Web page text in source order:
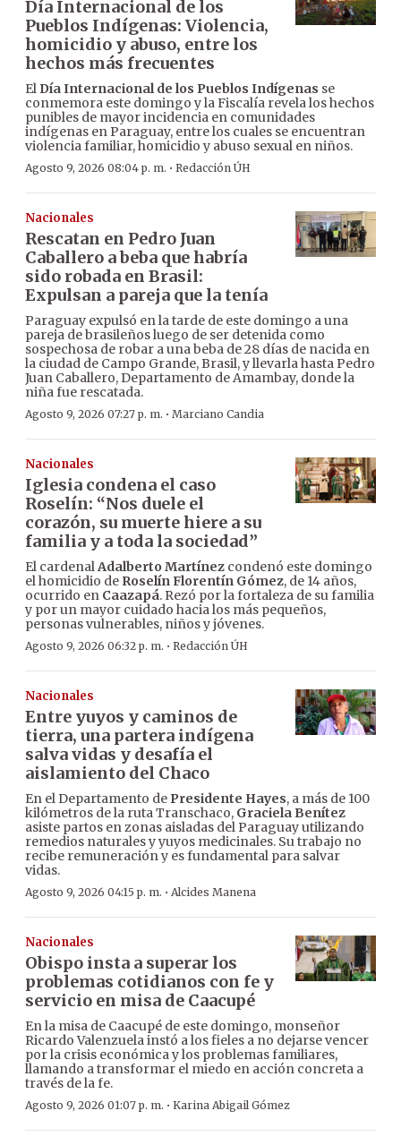
Día Internacional de los
Pueblos Indígenas: Violencia,
homicidio y abuso, entre los
hechos más frecuentes
El Día Internacional de los Pueblos Indígenas se
conmemora este domingo y la Fiscalía revela los hechos
punibles de mayor incidencia en comunidades
indígenas en Paraguay, entre los cuales se encuentran
violencia familiar, homicidio y abuso sexual en niños.
Agosto 9, 2026 08:04 p. m. · Redacción ÚH
Nacionales
Rescatan en Pedro Juan
Caballero a beba que habría
sido robada en Brasil:
Expulsan a pareja que la tenía
Paraguay expulsó en la tarde de este domingo a una
pareja de brasileños luego de ser detenida como
sospechosa de robar a una beba de 28 días de nacida en
la ciudad de Campo Grande, Brasil, y llevarla hasta Pedro
Juan Caballero, Departamento de Amambay, donde la
niña fue rescatada.
Agosto 9, 2026 07:27 p. m. · Marciano Candia
Nacionales
Iglesia condena el caso
Roselín: “Nos duele el
corazón, su muerte hiere a su
familia y a toda la sociedad”
El cardenalAdalberto Martínez condenó este domingo
el homicidio de Roselín Florentín Gómez, de 14 años,
ocurrido en Caazapá. Rezó por la fortaleza de su familia
y por un mayor cuidado hacia los más pequeños,
personas vulnerables, niños y jóvenes.
Agosto 9, 2026 06:32 p. m. · Redacción ÚH
Nacionales
Entre yuyos y caminos de
tierra, una partera indígena
salva vidas y desafía el
aislamiento del Chaco
En el Departamento de Presidente Hayes, a más de 100
kilómetros de la ruta Transchaco, Graciela Benítez
asiste partos en zonas aisladas del Paraguay utilizando
remedios naturales y yuyos medicinales. Su trabajo no
recibe remuneración y es fundamental para salvar
vidas.
Agosto 9, 2026 04:15 p. m. · Alcides Manena
Nacionales
Obispo insta a superar los
problemas cotidianos con fe y
servicio en misa de Caacupé
En la misa de Caacupé de este domingo, monseñor
Ricardo Valenzuela instó a los fieles a no dejarse vencer
por la crisis económica y los problemas familiares,
llamando a transformar el miedo en acción concreta a
través de la fe.
Agosto 9, 2026 01:07 p. m. · Karina Abigail Gómez